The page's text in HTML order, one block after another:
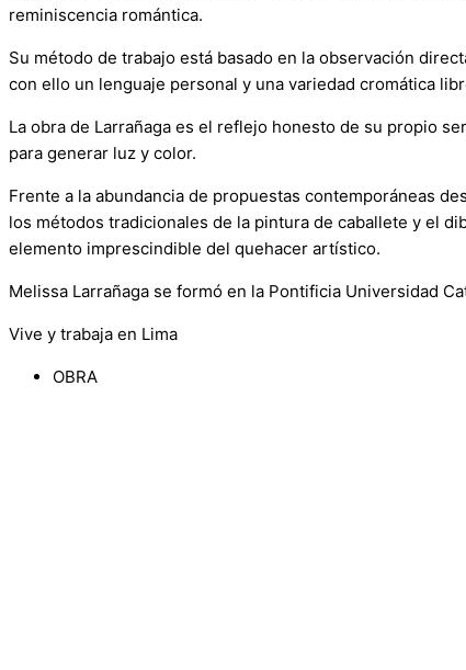
reminiscencia romántica.
Su método de trabajo está basado en la observación
con ello un lenguaje personal y una variedad cromática
La obra de Larrañaga es el reflejo honesto de su propio
para generar luz y color.
Frente a la abundancia de propuestas contemporáneas
los métodos tradicionales de la pintura de caballete y el
elemento imprescindible del quehacer artístico.
Melissa Larrañaga se formó en la Pontificia Universidad
Vive y trabaja en Lima
OBRA